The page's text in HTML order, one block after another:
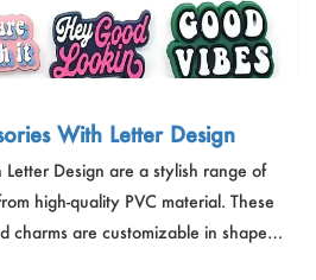
With Letter Design
Design are a stylish range of
high-quality PVC material. These
charms are customizable in shape